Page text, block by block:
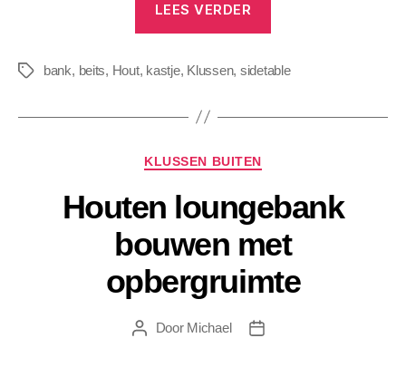
LEES VERDER
bank”
Tags bank, beits, Hout, kastje, Klussen, sidetable
Categorieën
KLUSSEN BUITEN
Houten loungebank
bouwen met
opbergruimte
Berichtauteur
Door Michael Berichtdatum